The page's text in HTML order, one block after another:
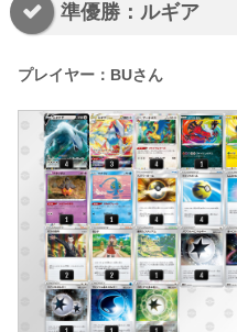
準優勝：ルギア
プレイヤー：BUさん